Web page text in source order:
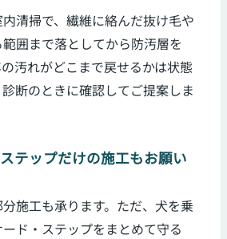
清掃で、繊維に絡んだ抜け毛や
囲まで落としてから防汚層を
汚れがどこまで戻せるかは状態
断のときに確認してご提案しま
テップだけの施工もお願い
施工も承ります。ただ、犬を乗
ド・ステップをまとめて守る